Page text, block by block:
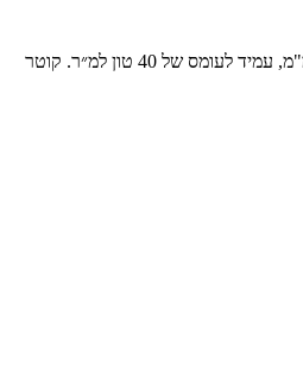
לוח ניקוז גנדריין 40/13 של "גנרון" או שו"ע מפוליאתילן, בגובה 40 מ"מ, עם יכולת אגירת מים של 11.4 ל׳/מ״ר. עמיד לעומס 13 טון למ״ר ובמילוי תאי האגירה בחצץ שומשום גודל 2-10 מ"מ, עמיד לעומס של 40 טון למ״ר. קוטר